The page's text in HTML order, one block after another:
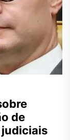
de
judiciais